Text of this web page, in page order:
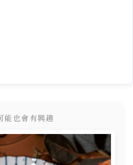
能也會有興趣